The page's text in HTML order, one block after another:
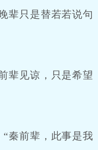
辈只是替若若说句
辈见谅，只是希望
秦前辈，此事是我